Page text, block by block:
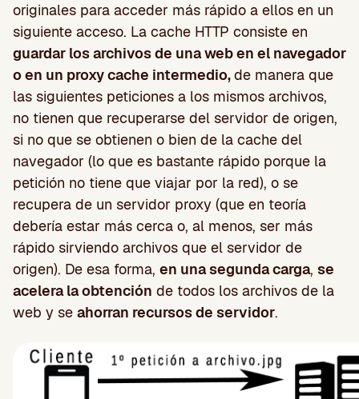
originales para acceder más rápido a ellos en un
siguiente acceso. La cache HTTP consiste en
guardar los archivos de una web en el navegador
o en un proxy cache intermedio,de manera que
las siguientes peticiones a los mismos archivos,
no tienen que recuperarse del servidor de origen,
si no que se obtienen o bien de la cache del
navegador (lo que es bastante rápido porque la
petición no tiene que viajar por la red), o se
recupera de un servidor proxy (que en teoría
debería estar más cerca o, al menos, ser más
rápido sirviendo archivos que el servidor de
origen). De esa forma, en una segunda carga, se
acelera la obtención de todos los archivos de la
web y se ahorran recursos de servidor.